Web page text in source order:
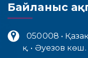
Байланыс
050008 •
қ. • Әуезов